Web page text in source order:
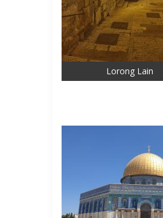
Lorong Lain